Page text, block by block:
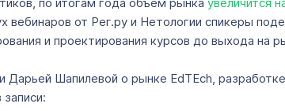
от Рег.ру и Нетологии спикеры
и проектирования курсов до выхода на
Шапилевой о рынке EdTEch,